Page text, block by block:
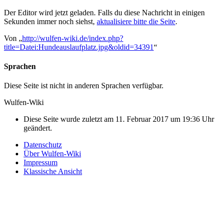
Der Editor wird jetzt geladen. Falls du diese Nachricht in einigen
Sekunden immer noch siehst, aktualisiere bitte die Seite.
Von „http://wulfen-wiki.de/index.php?
title=Datei:Hundeauslaufplatz.jpg&oldid=34391“
Sprachen
Diese Seite ist nicht in anderen Sprachen verfügbar.
Wulfen-Wiki
Diese Seite wurde zuletzt am 11. Februar 2017 um 19:36 Uhr
geändert.
Datenschutz
Über Wulfen-Wiki
Impressum
Klassische Ansicht